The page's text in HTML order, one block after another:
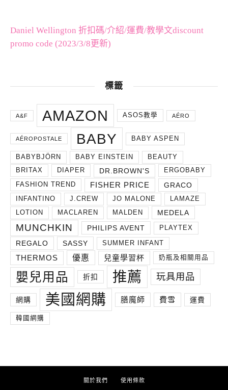
Daniel Wellington 折扣碼/介紹/運費/教學文discount
promo code (2023/3/8更新)
標籤
A&F AMAZON ASOS教學 AÉRO
AÉROPOSTALE BABY BABY ASPEN
BABYBJÖRN BABY EINSTEIN
BEAUTY
BRITAX
DIAPER DR.BROWN'S
ERGOBABY
FASHION TREND
FISHER PRICE GRACO
INFANTINO J.CREW JO MALONE
LAMAZE
LOTION
MACLAREN MALDEN MEDELA
MUNCHKIN PHILIPS AVENT PLAYTEX
REGALO SASSY SUMMER INFANT
THERMOS 優惠 兒童學習杯 奶瓶及相關用品
嬰兒用品 折扣 推薦 玩具用品
網購 美國網購 膳魔師 費雪 運費
韓國網購
關於我們 使用條款